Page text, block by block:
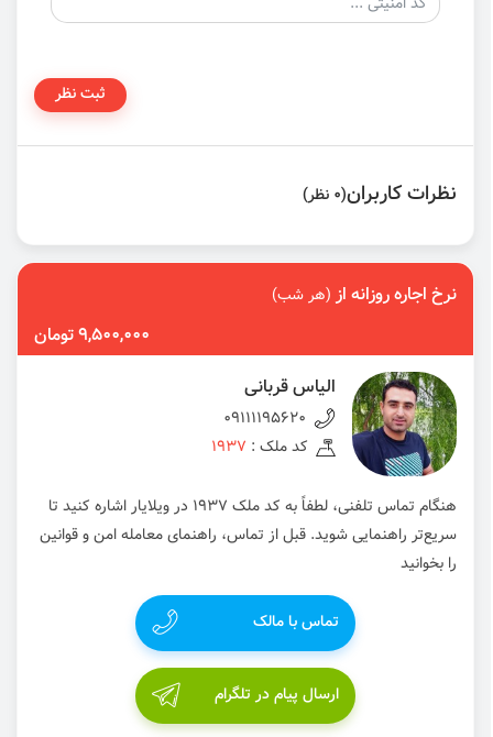
ثبت نظر
نظرات کاربران(0 نظر)
نرخ اجاره روزانه از(هر شب)
9,500,000 تومان
الیاس قربانی
09111195620
کد ملک : 1937
هنگام تماس تلفنی، لطفاً به کد ملک 1937 در ویلایار اشاره کنید تا
سریع‌تر راهنمایی شوید. قبل از تماس، راهنمای معامله امن و قوانین
را بخوانید
تماس با مالک
ارسال پیام در تلگرام